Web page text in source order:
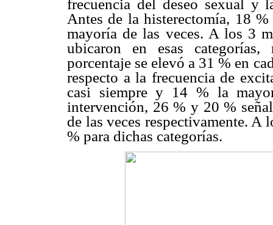
frecuencia del deseo sexual y
Antes de la histerectomía, 18 %
mayoría de las veces. A los 3
ubicaron en esas
porcentaje se elevó a 31 % en
respecto a la frecuencia de
casi siempre y 14 % la
intervención, 26 % y 20 %
de las veces respectivamente.
% para dichas categorías.